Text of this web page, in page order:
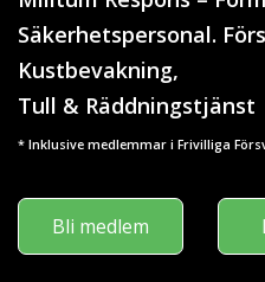
Säkerhetspersonal.
Kustbevakning,
Tull & Räddningstjänst
* Inklusive medlemmar i Frivilliga
Bli medlem